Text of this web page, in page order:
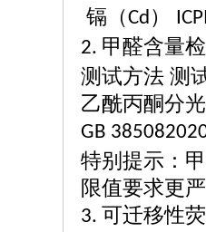
镉（Cd）
2. 甲醛含量
测试方法 测
乙酰丙酮分
GB
特别提示：
限值要求更
3. 可迁移性